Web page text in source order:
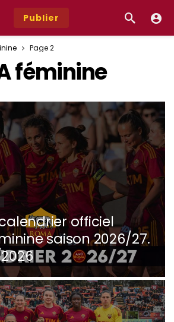
Publier
Page 2
féminine
officiel
saison 2026/27.